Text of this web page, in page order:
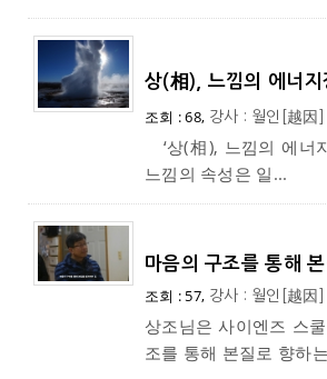
상(相), 느낌의 에너지
조회 : 68, 강사 : 월인[越因]
‘상(相), 느낌의 에너
느낌의 속성은 일...
마음의 구조를 통해
조회 : 57, 강사 : 월인[越因]
상조님은 사이엔즈 스
조를 통해 본질로 향하